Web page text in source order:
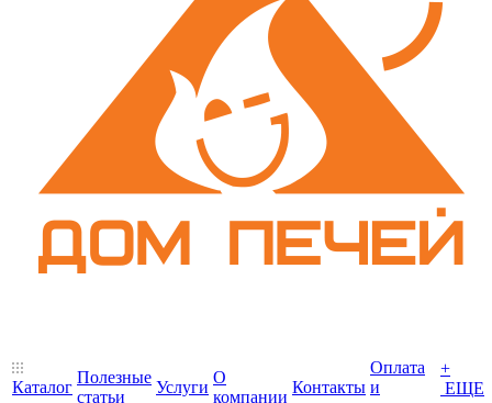
Каталог
Полезные
статьи
Услуги
О
компании
Контакты
Оплата
и
+
ЕЩЕ